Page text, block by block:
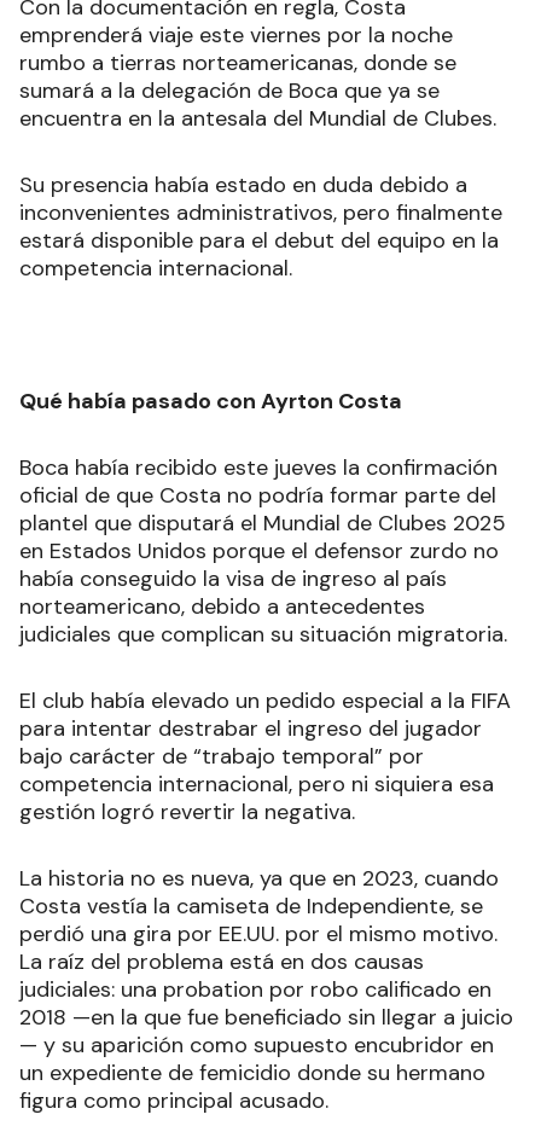
Con la documentación en regla, Costa
emprenderá viaje este viernes por la noche
rumbo a tierras norteamericanas, donde se
sumará a la delegación de Boca que ya se
encuentra en la antesala del Mundial de Clubes.
Su presencia había estado en duda debido a
inconvenientes administrativos, pero finalmente
estará disponible para el debut del equipo en la
competencia internacional.
Qué había pasado con Ayrton Costa
Boca había recibido este jueves la confirmación
oficial de que Costa no podría formar parte del
plantel que disputará el Mundial de Clubes 2025
en Estados Unidos porque el defensor zurdo no
había conseguido la visa de ingreso al país
norteamericano, debido a antecedentes
judiciales que complican su situación migratoria.
El club había elevado un pedido especial a la FIFA
para intentar destrabar el ingreso del jugador
bajo carácter de “trabajo temporal” por
competencia internacional, pero ni siquiera esa
gestión logró revertir la negativa.
La historia no es nueva, ya que en 2023, cuando
Costa vestía la camiseta de Independiente, se
perdió una gira por EE.UU. por el mismo motivo.
La raíz del problema está en dos causas
judiciales: una probation por robo calificado en
2018 —en la que fue beneficiado sin llegar a juicio
— y su aparición como supuesto encubridor en
un expediente de femicidio donde su hermano
figura como principal acusado.